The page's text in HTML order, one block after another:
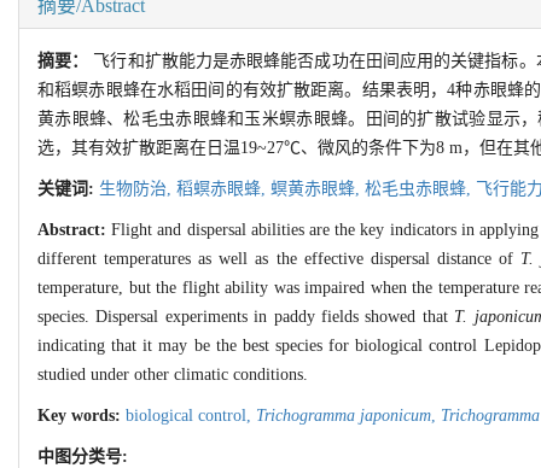
摘要/Abstract
摘要：
飞行和扩散能力是赤眼蜂能否成功在田间应用的关键指标
和稻螟赤眼蜂在水稻田间的有效扩散距离。结果表明，4种赤眼
黄赤眼蜂、松毛虫赤眼蜂和玉米螟赤眼蜂。田间的扩散试验显示
选，其有效扩散距离在日温19~27℃、微风的条件下为8 m，但在其
关键词: 生物防治, 稻螟赤眼蜂, 螟黄赤眼蜂, 松毛虫赤眼蜂, 飞行能
Abstract:Flight and dispersal abilities are the key indicators in
different temperatures as well as the effective dispersal distance of T.
temperature, but the flight ability was impaired when the
species. Dispersal experiments in paddy fields showed that T.
indicating that it may be the best species for biological control
studied under other climatic conditions.
Key words: biological control, Trichogramma japonicum,
中图分类号: